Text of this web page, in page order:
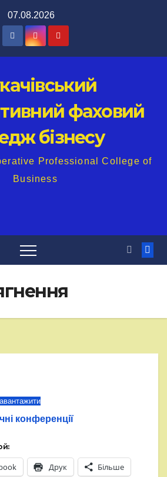
07.08.2026
фаховий
бізнесу
Professional College of
Business
конференції
Друк Більше